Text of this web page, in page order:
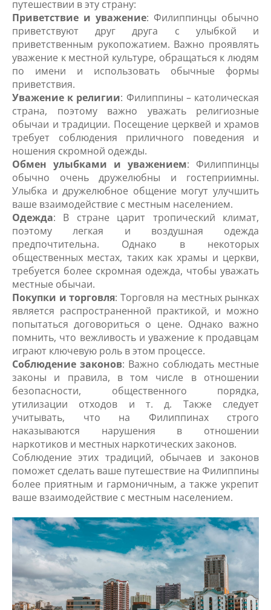
путешествии в эту страну:
Приветствие и уважение: Филиппинцы обычно
приветствуют друг друга с улыбкой и
приветственным рукопожатием. Важно проявлять
уважение к местной культуре, обращаться к людям
по имени и использовать обычные формы
приветствия.
Уважение к религии: Филиппины – католическая
страна, поэтому важно уважать религиозные
обычаи и традиции. Посещение церквей и храмов
требует соблюдения приличного поведения и
ношения скромной одежды.
Обмен улыбками и уважением: Филиппинцы
обычно очень дружелюбны и гостеприимны.
Улыбка и дружелюбное общение могут улучшить
ваше взаимодействие с местным населением.
Одежда: В стране царит тропический климат,
поэтому легкая и воздушная одежда
предпочтительна. Однако в некоторых
общественных местах, таких как храмы и церкви,
требуется более скромная одежда, чтобы уважать
местные обычаи.
Покупки и торговля: Торговля на местных рынках
является распространенной практикой, и можно
попытаться договориться о цене. Однако важно
помнить, что вежливость и уважение к продавцам
играют ключевую роль в этом процессе.
Соблюдение законов: Важно соблюдать местные
законы и правила, в том числе в отношении
безопасности, общественного порядка,
утилизации отходов и т. д. Также следует
учитывать, что на Филиппинах строго
наказываются нарушения в отношении
наркотиков и местных наркотических законов.
Соблюдение этих традиций, обычаев и законов
поможет сделать ваше путешествие на Филиппины
более приятным и гармоничным, а также укрепит
ваше взаимодействие с местным населением.